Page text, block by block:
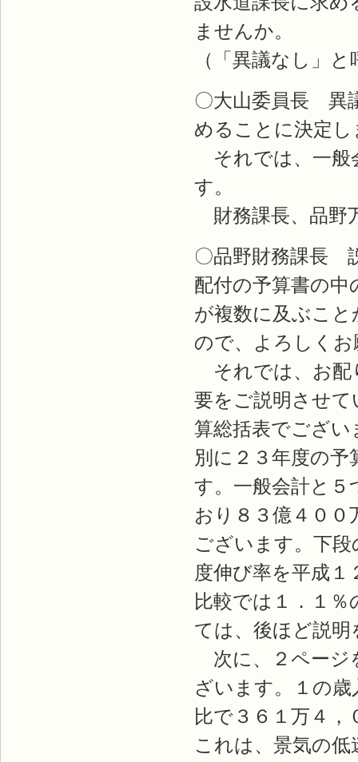
ませんか。
（「異議なし」
〇大山委員長 異
めることに決定
それでは、一般
す。
財務課長、品野
〇品野財務課長
配付の予算書の
が複数に及ぶこ
ので、よろしく
それでは、お配
要をご説明させ
算総括表でござい
別に２３年度の
す。一般会計と５
おり８３億４０
ございます。下
度伸び率を平成
比較では１．１
ては、後ほど説
次に、２ページ
ざいます。１の
比で３６１万４
これは、景気の